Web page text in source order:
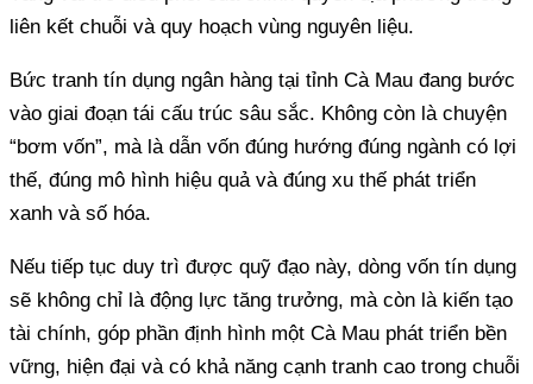
liên kết chuỗi và quy hoạch vùng nguyên liệu.
Bức tranh tín dụng ngân hàng tại tỉnh Cà Mau đang bước
vào giai đoạn tái cấu trúc sâu sắc. Không còn là chuyện
“bơm vốn”, mà là dẫn vốn đúng hướng đúng ngành có lợi
thế, đúng mô hình hiệu quả và đúng xu thế phát triển
xanh và số hóa.
Nếu tiếp tục duy trì được quỹ đạo này, dòng vốn tín dụng
sẽ không chỉ là động lực tăng trưởng, mà còn là kiến tạo
tài chính, góp phần định hình một Cà Mau phát triển bền
vững, hiện đại và có khả năng cạnh tranh cao trong chuỗi